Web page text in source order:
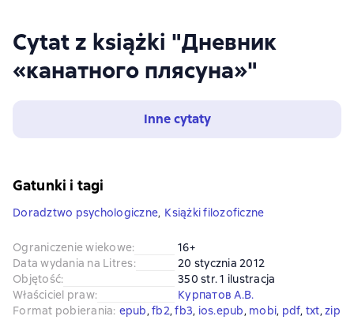
Cytat z książki "Дневник
«канатного плясуна»"
Inne cytaty
Gatunki i tagi
Doradztwo psychologiczne, Książki filozoficzne
Ograniczenie wiekowe:
16+
Data wydania na Litres:
20 stycznia 2012
Objętość:
350 str. 1 ilustracja
Właściciel praw:
Курпатов А.В.
Format pobierania: epub, fb2, fb3, ios.epub, mobi, pdf, txt, zip